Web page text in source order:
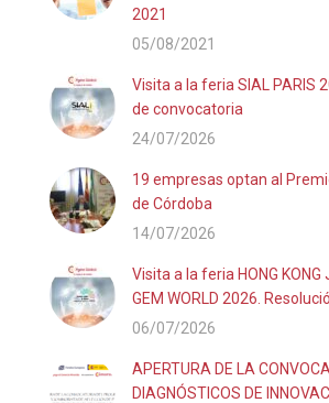
2021
05/08/2021
Visita a la feria SIAL PARIS
de convocatoria
24/07/2026
19 empresas optan al
de Córdoba
14/07/2026
Visita a la feria HONG KONG
GEM WORLD 2026.
06/07/2026
APERTURA DE LA
DIAGNÓSTICOS DE